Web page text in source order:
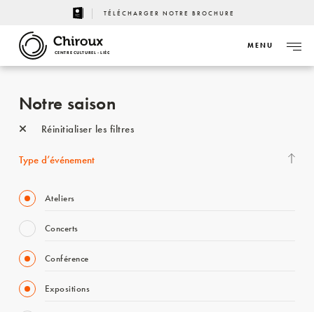
TÉLÉCHARGER NOTRE BROCHURE
CENTRE CULTUREL - LIÈGE
MENU
Notre saison
Réinitialiser les filtres
Type d’événement
Ateliers
Concerts
Conférence
Expositions